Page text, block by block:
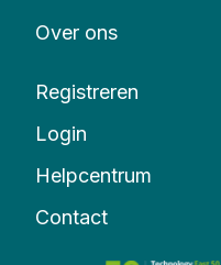
Over ons
Registreren
Login
Helpcentrum
Contact